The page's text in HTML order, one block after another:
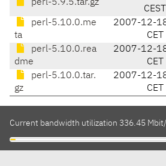
perl-5.9.5.tar.gz
CEST
perl-5.10.0.me
ta
2007-12-
CET
perl-5.10.0.rea
dme
2007-12-
CET
perl-5.10.0.tar.
gz
2007-12-
CET
Current bandwidth utilization 336.45